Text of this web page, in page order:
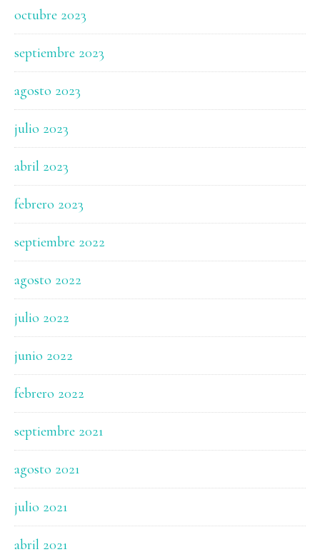
octubre 2023
septiembre 2023
agosto 2023
julio 2023
abril 2023
febrero 2023
septiembre 2022
agosto 2022
julio 2022
junio 2022
febrero 2022
septiembre 2021
agosto 2021
julio 2021
abril 2021